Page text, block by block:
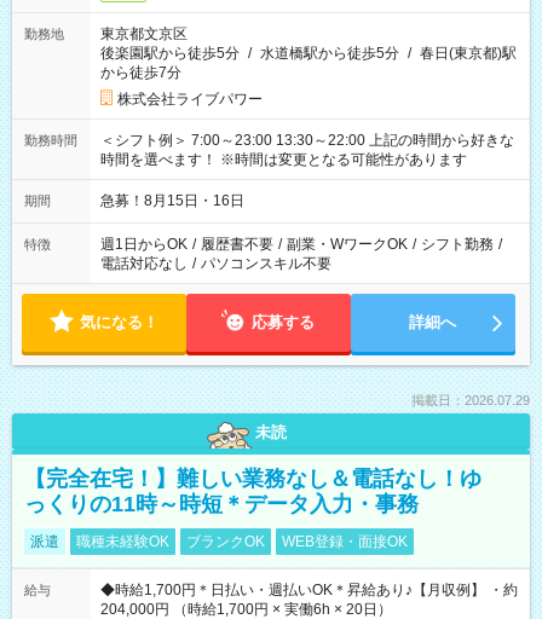
勤務地
東京都文京区
後楽園駅から徒歩5分 / 水道橋駅から徒歩5分 / 春日(東京都)駅
から徒歩7分
株式会社ライブパワー
勤務時間
＜シフト例＞ 7:00～23:00 13:30～22:00 上記の時間から好きな
時間を選べます！ ※時間は変更となる可能性があります
期間 急募！8月15日・16日
特徴 週1日からOK / 履歴書不要 / 副業・WワークOK / シフト勤務 /
電話対応なし / パソコンスキル不要
気になる！ 応募する 詳細へ
掲載日：2026.07.29
未読
【完全在宅！】難しい業務なし＆電話なし！ゆ
っくりの11時～時短＊データ入力・事務
派遣 職種未経験OK ブランクOK WEB登録・面接OK
給与
◆時給1,700円＊日払い・週払いOK＊昇給あり♪【月収例】 ・約
204,000円 （時給1,700円 × 実働6h × 20日）